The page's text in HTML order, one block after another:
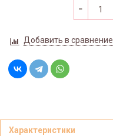
Добавить в сравнение
Характеристики